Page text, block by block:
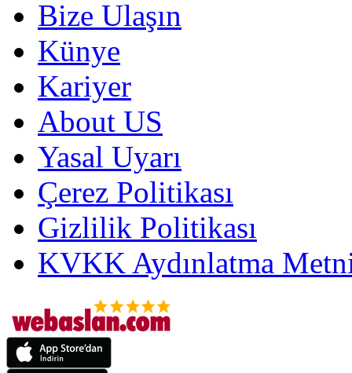
Bize Ulaşın
Künye
Kariyer
About US
Yasal Uyarı
Çerez Politikası
Gizlilik Politikası
KVKK Aydınlatma